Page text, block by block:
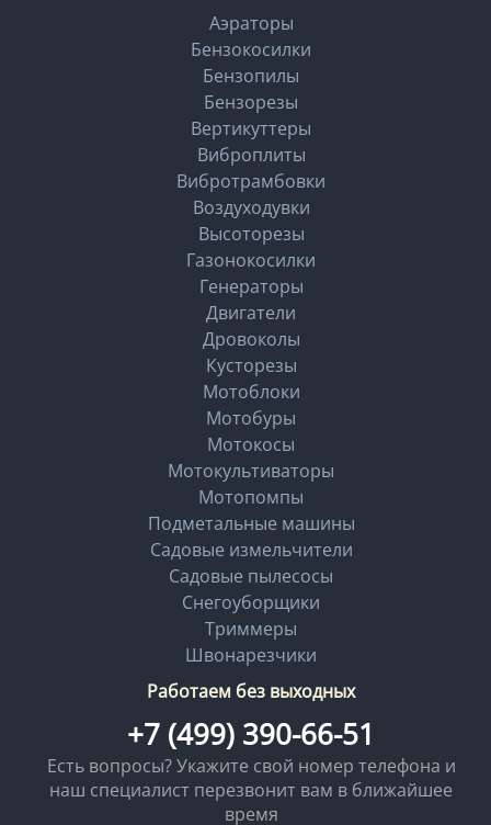
Аэраторы
Бензокосилки
Бензопилы
Бензорезы
Вертикуттеры
Виброплиты
Вибротрамбовки
Воздуходувки
Высоторезы
Газонокосилки
Генераторы
Двигатели
Дровоколы
Кусторезы
Мотоблоки
Мотобуры
Мотокосы
Мотокультиваторы
Мотопомпы
Подметальные машины
Садовые измельчители
Садовые пылесосы
Снегоуборщики
Триммеры
Швонарезчики
Работаем без выходных
+7 (499) 390-66-51
Есть вопросы? Укажите свой номер телефона и
наш специалист перезвонит вам в ближайшее
время